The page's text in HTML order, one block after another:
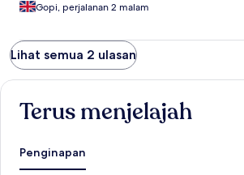
Gopi, perjalanan 2 malam
Lihat semua 2 ulasan
Terus menjelajah
Penginapan